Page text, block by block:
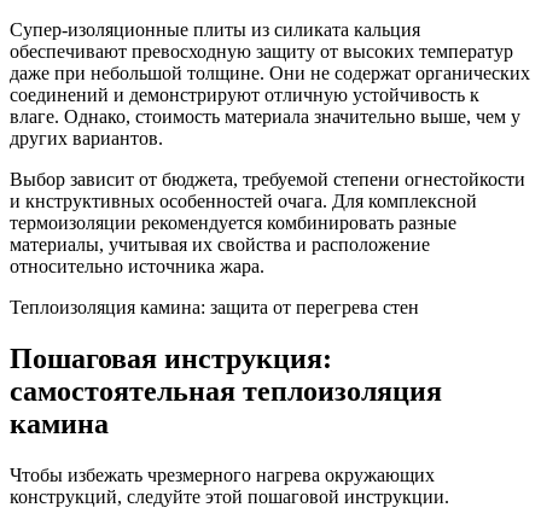
Супер-изоляционные плиты из силиката кальция
обеспечивают превосходную защиту от высоких температур
даже при небольшой толщине. Они не содержат органических
соединений и демонстрируют отличную устойчивость к
влаге. Однако, стоимость материала значительно выше, чем у
других вариантов.
Выбор зависит от бюджета, требуемой степени огнестойкости
и кнструктивных особенностей очага. Для комплексной
термоизоляции рекомендуется комбинировать разные
материалы, учитывая их свойства и расположение
относительно источника жара.
Теплоизоляция камина: защита от перегрева стен
Пошаговая инструкция:
самостоятельная теплоизоляция
камина
Чтобы избежать чрезмерного нагрева окружающих
конструкций, следуйте этой пошаговой инструкции.